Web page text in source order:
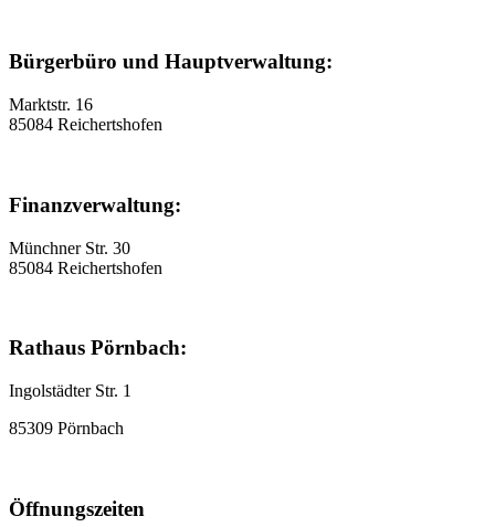
Bürgerbüro und Hauptverwaltung:
Marktstr. 16
85084 Reichertshofen
Finanzverwaltung:
Münchner Str. 30
85084 Reichertshofen
Rathaus Pörnbach:
Ingolstädter Str. 1
85309 Pörnbach
Öffnungszeiten